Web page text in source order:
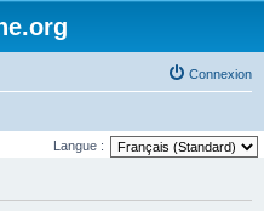
Connexion
Langue :